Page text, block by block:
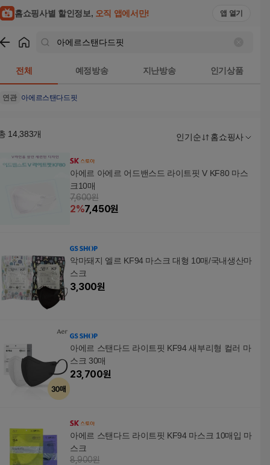
홈쇼핑사별 할인정보, 오직 앱에서만! 앱 열기
전체 예정방송 지난방송 인기상품
연관 아에르스탠다드핏
14,383개 인기순 홈쇼핑사
아에르 아에르 어드밴스드 라이트핏 V KF80 마스
크10매
7,600원
2%7,450원
악마돼지 엘르 KF94 마스크 대형 10매/국내생산마
스크
3,300원
아에르 스탠다드 라이트핏 KF94 새부리형 컬러 마
스크 30매
23,700원
아에르 스탠다드 라이트핏 KF94 마스크 10매입 마
스크
8,900원